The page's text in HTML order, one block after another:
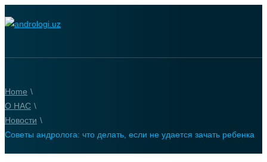
Home \
О НАС \
Новости \
Советы андролога: что делать, если не удается зачать ребенка